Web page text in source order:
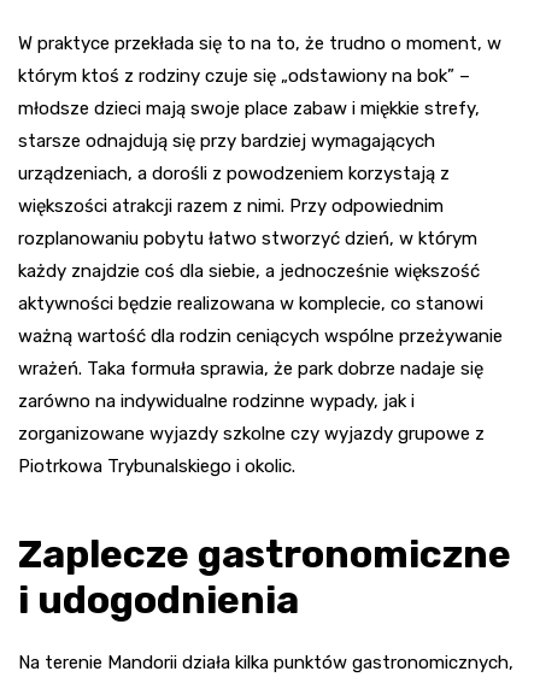
W praktyce przekłada się to na to, że trudno o moment, w
którym ktoś z rodziny czuje się „odstawiony na bok” –
młodsze dzieci mają swoje place zabaw i miękkie strefy,
starsze odnajdują się przy bardziej wymagających
urządzeniach, a dorośli z powodzeniem korzystają z
większości atrakcji razem z nimi. Przy odpowiednim
rozplanowaniu pobytu łatwo stworzyć dzień, w którym
każdy znajdzie coś dla siebie, a jednocześnie większość
aktywności będzie realizowana w komplecie, co stanowi
ważną wartość dla rodzin ceniących wspólne przeżywanie
wrażeń. Taka formuła sprawia, że park dobrze nadaje się
zarówno na indywidualne rodzinne wypady, jak i
zorganizowane wyjazdy szkolne czy wyjazdy grupowe z
Piotrkowa Trybunalskiego i okolic.
Zaplecze gastronomiczne
i udogodnienia
Na terenie Mandorii działa kilka punktów gastronomicznych,